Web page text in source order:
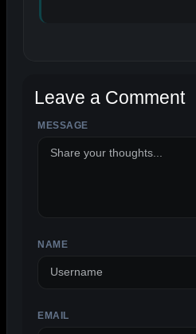
Leave a Comment
MESSAGE
NAME
EMAIL
ALTERNATIVE: